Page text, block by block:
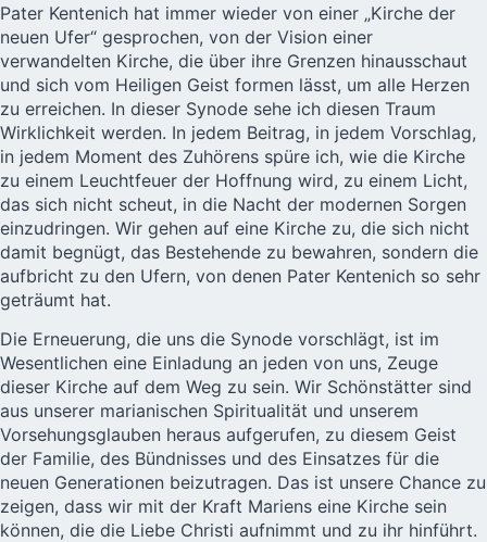
Pater Kentenich hat immer wieder von einer „Kirche der
neuen Ufer“ gesprochen, von der Vision einer
verwandelten Kirche, die über ihre Grenzen hinausschaut
und sich vom Heiligen Geist formen lässt, um alle Herzen
zu erreichen. In dieser Synode sehe ich diesen Traum
Wirklichkeit werden. In jedem Beitrag, in jedem Vorschlag,
in jedem Moment des Zuhörens spüre ich, wie die Kirche
zu einem Leuchtfeuer der Hoffnung wird, zu einem Licht,
das sich nicht scheut, in die Nacht der modernen Sorgen
einzudringen. Wir gehen auf eine Kirche zu, die sich nicht
damit begnügt, das Bestehende zu bewahren, sondern die
aufbricht zu den Ufern, von denen Pater Kentenich so sehr
geträumt hat.
Die Erneuerung, die uns die Synode vorschlägt, ist im
Wesentlichen eine Einladung an jeden von uns, Zeuge
dieser Kirche auf dem Weg zu sein. Wir Schönstätter sind
aus unserer marianischen Spiritualität und unserem
Vorsehungsglauben heraus aufgerufen, zu diesem Geist
der Familie, des Bündnisses und des Einsatzes für die
neuen Generationen beizutragen. Das ist unsere Chance zu
zeigen, dass wir mit der Kraft Mariens eine Kirche sein
können, die die Liebe Christi aufnimmt und zu ihr hinführt.